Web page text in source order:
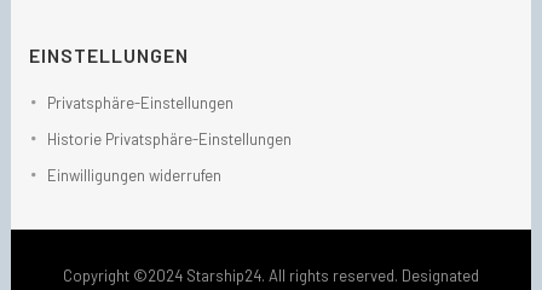
EINSTELLUNGEN
Privatsphäre-Einstellungen
Historie Privatsphäre-Einstellungen
Einwilligungen widerrufen
Copyright ©2024 Starship24. All rights reserved. Designated